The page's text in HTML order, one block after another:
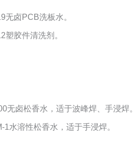
无卤PCB洗板水。
塑胶件清洗剂。
无卤松香水，适于波峰焊、手浸焊。
1水溶性松香水，适于手浸焊。